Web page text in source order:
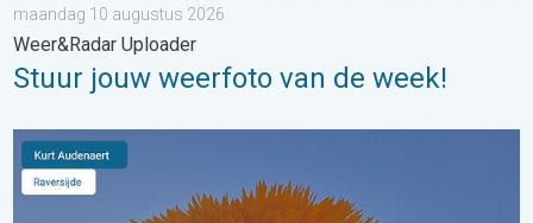
maandag 10 augustus 2026
Weer&Radar Uploader
Stuur jouw weerfoto van de week!
Stuur jouw weerfoto van de week!. Weer&Radar Uploader. . .